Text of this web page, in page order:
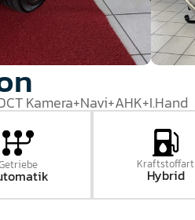
Kamera+Navi+AHK+I.Hand
Kraftstoffart
Hybrid